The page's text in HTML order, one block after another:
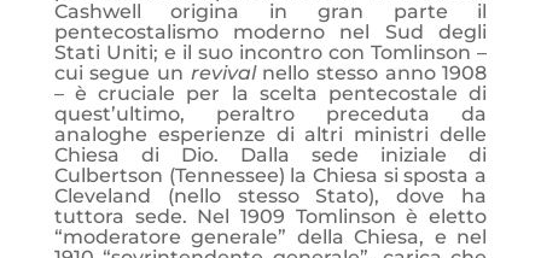
Cashwell origina in gran parte il
pentecostalismo moderno nel Sud degli
Stati Uniti; e il suo incontro con Tomlinson –
cui segue un revivalnello stesso anno 1908
– è cruciale per la scelta pentecostale di
quest’ultimo, peraltro preceduta da
analoghe esperienze di altri ministri delle
Chiesa di Dio. Dalla sede iniziale di
Culbertson (Tennessee) la Chiesa si sposta a
Cleveland (nello stesso Stato), dove ha
tuttora sede. Nel 1909 Tomlinson è eletto
“moderatore generale” della Chiesa, e nel